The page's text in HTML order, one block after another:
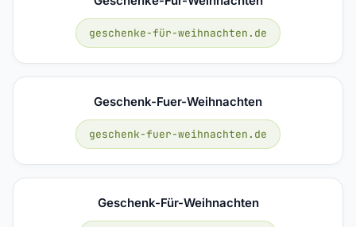
geschenke-für-weihnachten.de
Geschenk-Fuer-Weihnachten
geschenk-fuer-weihnachten.de
Geschenk-Für-Weihnachten